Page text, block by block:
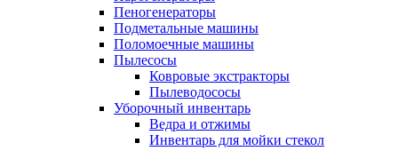
Пеногенераторы
Подметальные машины
Поломоечные машины
Пылесосы
Ковровые экстракторы
Пылеводососы
Уборочный инвентарь
Ведра и отжимы
Инвентарь для мойки стекол